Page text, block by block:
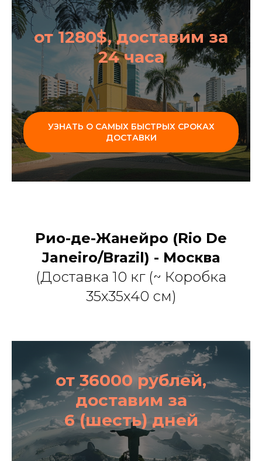
от 1280$, доставим за
24 часа
УЗНАТЬ О САМЫХ БЫСТРЫХ СРОКАХ
ДОСТАВКИ
Рио-де-Жанейро (Rio De
Janeiro/Brazil) - Москва
(Доставка 10 кг (~ Коробка
35х35х40 см)
от 36000 рублей,
доставим за
6 (шесть) дней